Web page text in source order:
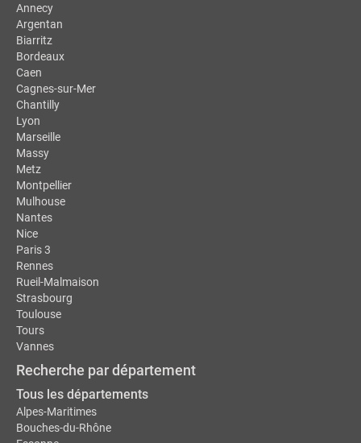
Annecy
Argentan
Biarritz
Bordeaux
Caen
Cagnes-sur-Mer
Chantilly
Lyon
Marseille
Massy
Metz
Montpellier
Mulhouse
Nantes
Nice
Paris 3
Rennes
Rueil-Malmaison
Strasbourg
Toulouse
Tours
Vannes
Recherche par département
Tous les départements
Alpes-Maritimes
Bouches-du-Rhône